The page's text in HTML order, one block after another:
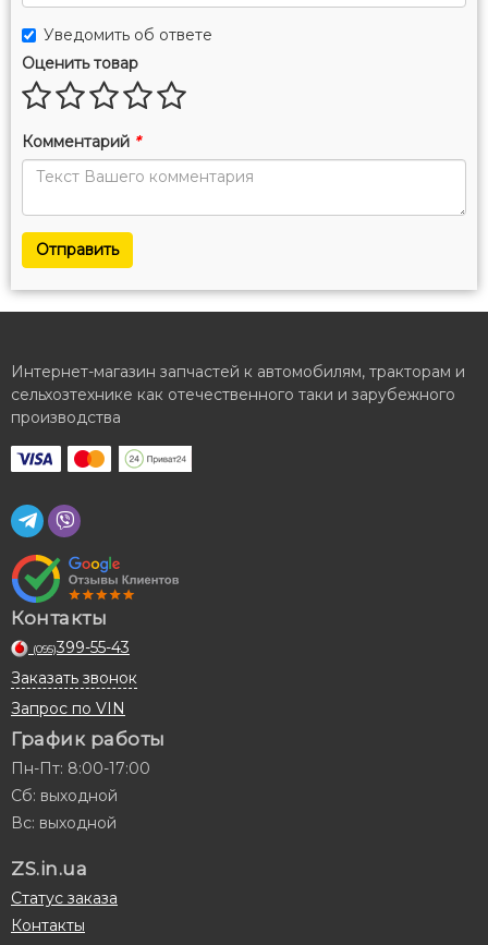
Уведомить об ответе
Оценить товар
Комментарий *
Отправить
Интернет-магазин запчастей к автомобилям, тракторам и
сельхозтехнике как отечественного таки и зарубежного
производства
Контакты
(095)399-55-43
Заказать звонок
Запрос по VIN
График работы
Пн-Пт: 8:00-17:00
Сб: выходной
Вс: выходной
ZS.in.ua
Статус заказа
Контакты